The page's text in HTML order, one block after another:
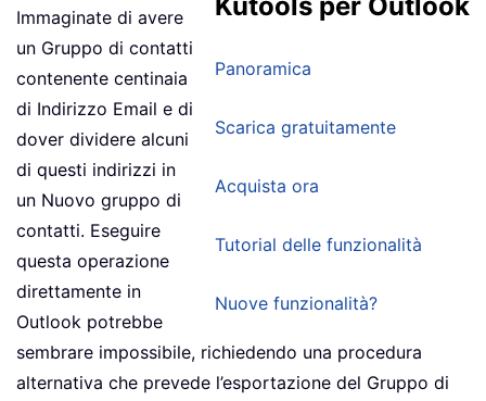
Panoramica
Scarica gratuitamente
Acquista ora
Tutorial delle funzionalità
Nuove funzionalità?
Immaginate di avere
un Gruppo di contatti
contenente centinaia
di Indirizzo Email e di
dover dividere alcuni
di questi indirizzi in
un Nuovo gruppo di
contatti. Eseguire
questa operazione
direttamente in
Outlook potrebbe
sembrare impossibile, richiedendo una procedura
alternativa che prevede l’esportazione del Gruppo di